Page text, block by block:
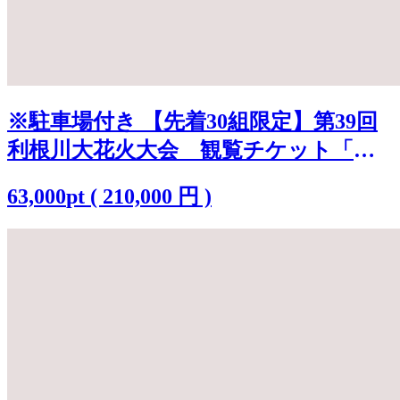
※駐車場付き 【先着30組限定】第39回
利根川大花火大会 観覧チケット「テ
63,000pt ( 210,000 円 )